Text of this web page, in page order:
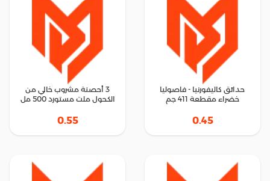
حدائق كاليفورنيا - فاصوليا
خضراء مقطعة 411 جم
0.45
3 أحصنة مشروب خالي من
الكحول ملت مستورد 500 مل
0.55